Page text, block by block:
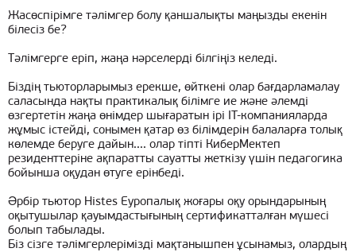
Жасөспірімге тәлімгер болу қаншалықты маңызды екенін
білесіз бе?
Тәлімгерге еріп, жаңа нәрселерді білгіңіз келеді.
Біздің тьюторларымыз ерекше, өйткені олар бағдарламалау
саласында нақты практикалық білімге ие және әлемді
өзгертетін жаңа өнімдер шығаратын ірі IT-компанияларда
жұмыс істейді, сонымен қатар өз білімдерін балаларға толық
көлемде беруге дайын.... олар тіпті КиберМектеп
резиденттеріне ақпаратты сауатты жеткізу үшін педагогика
бойынша оқудан өтуге ерінбеді.
Әрбір тьютор Histes Еуропалық жоғары оқу орындарының
оқытушылар қауымдастығының сертификатталған мүшесі
болып табылады.
Біз сізге тәлімгерлерімізді мақтанышпен ұсынамыз, олардың